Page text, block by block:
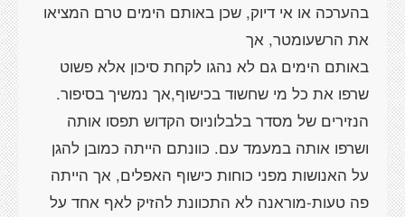
בהערכה או אי דיוק, שכן באותם הימים טרם המציאו
באותם הימים גם לא נהגו לקחת סיכון אלא פשוט
שרפו את כל מי שחשוד בכישוף,אך נמשיך בסיפור.
הנזירים של מסדר בלבלוניוס הקדוש תפסו אותה
ושרפו אותה במעמד עם. כוונתם הייתה כמובן להגן
על האנושות מפני כוחות כישוף האפלים, אך הייתה
פה טעות-מוראנה לא התכוונת להזיק לאף אחד על